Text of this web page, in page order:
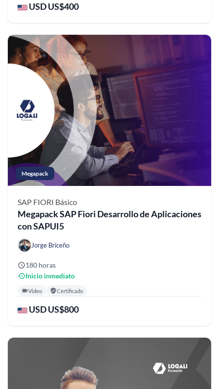
USD US$400
Megapack
SAP FIORI Básico
Megapack SAP Fiori Desarrollo de Aplicaciones
con SAPUI5
Jorge Briceño
180 horas
Inicio inmediato
Video Certificado
USD US$800